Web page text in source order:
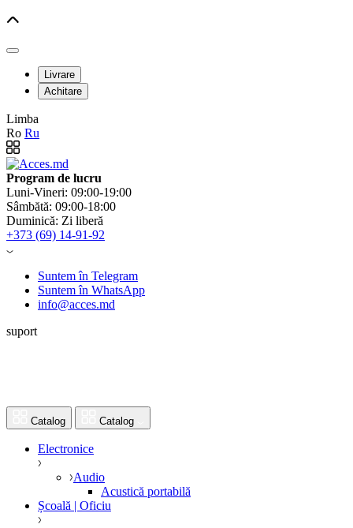
Livrare
Achitare
Limba
Ro Ru
Program de lucru
Luni-Vineri: 09:00-19:00
Sâmbătă: 09:00-18:00
Duminică: Zi liberă
+373 (69) 14-91-92
Suntem în Telegram
Suntem în WhatsApp
info@acces.md
suport
Catalog Catalog
Electronice
Audio
Acustică portabilă
Școală | Oficiu